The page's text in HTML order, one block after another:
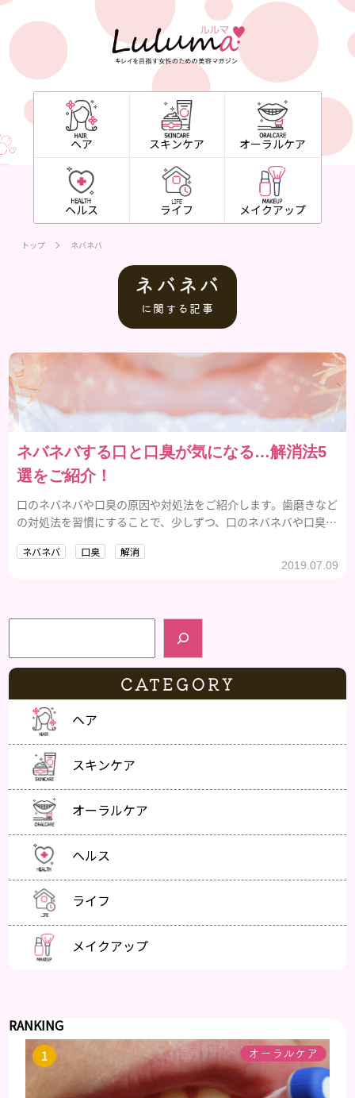
ヘア スキンケア オーラルケア
ヘルス ライフ メイクアップ
トップ ネバネバ
ネバネバ
に関する記事
ネバネバする口と口臭が気になる…解消法5
選をご紹介！
口のネバネバや口臭の原因や対処法をご紹介します。歯磨きなど
の対処法を習慣にすることで、少しずつ、口のネバネバや口臭を
ネバネバ 口臭 解消
2019.07.09
検索
CATEGORY
ヘア
スキンケア
オーラルケア
ヘルス
ライフ
メイクアップ
RANKING
オーラルケア